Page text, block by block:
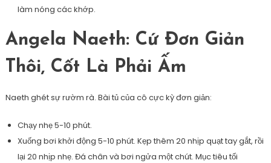
làm nóng các khớp.
Angela Naeth: Cứ Đơn Giản
Thôi, Cốt Là Phải Ấm
Naeth ghét sự rườm rà. Bài tủ của cô cực kỳ đơn giản:
Chạy nhẹ 5-10 phút.
Xuống bơi khởi động 5-10 phút. Kẹp thêm 20 nhịp quạt tay gắt, rồi
lại 20 nhịp nhẹ. Đá chân và bơi ngửa một chút. Mục tiêu tối